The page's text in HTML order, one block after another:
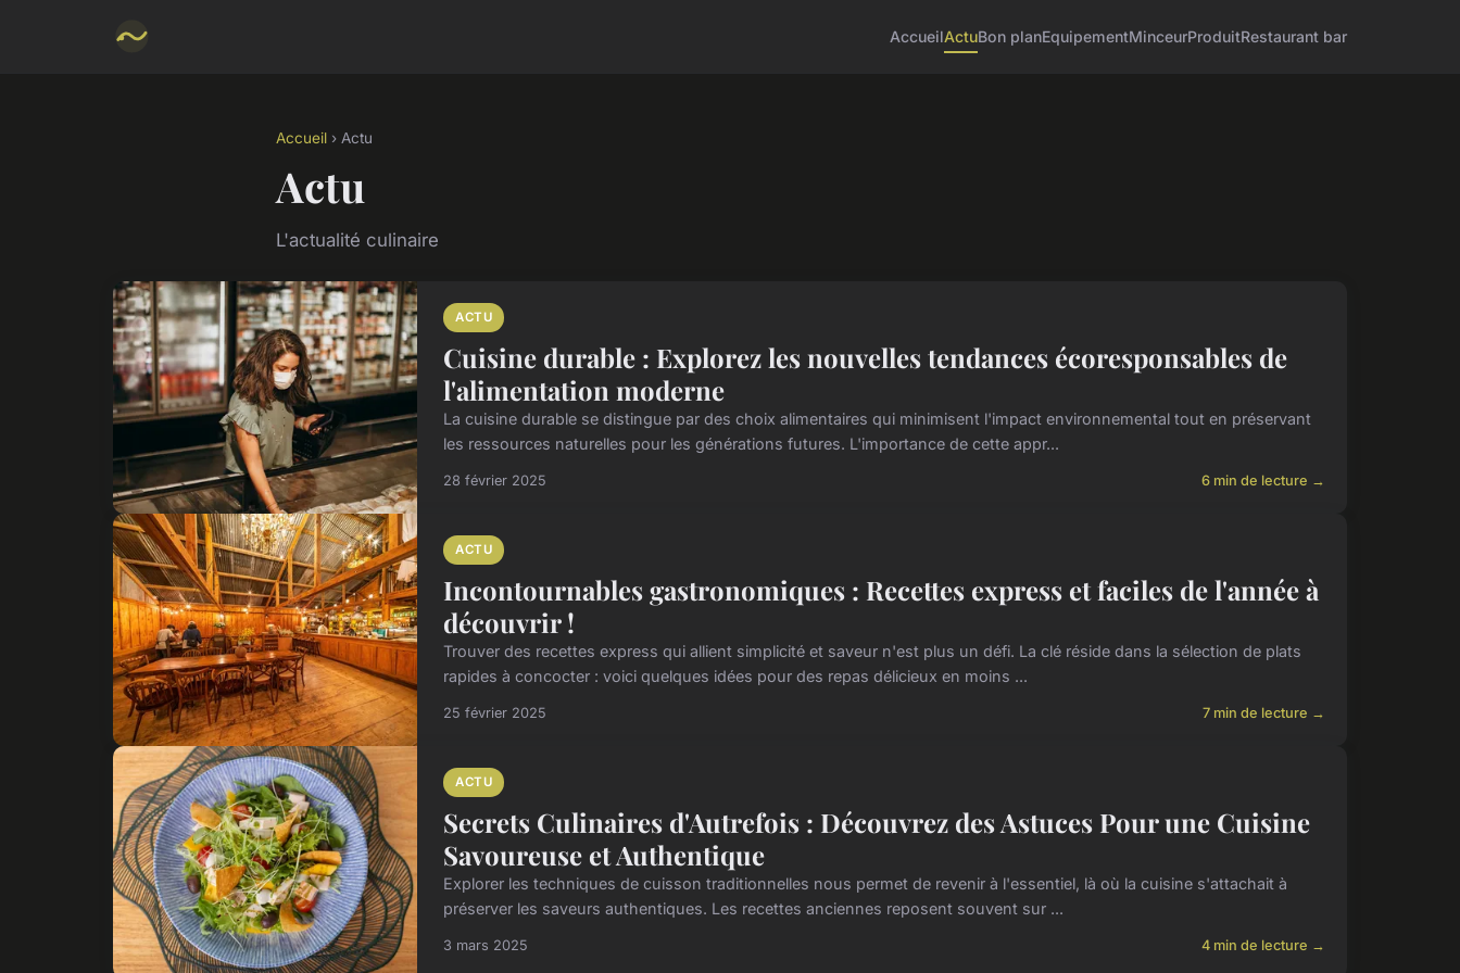
AccueilActuBon planEquipementMinceurProduitRestaurant bar
Accueil › Actu
Actu
L'actualité culinaire
ACTU
Cuisine durable : Explorez les nouvelles tendances écoresponsables de
l'alimentation moderne
La cuisine durable se distingue par des choix alimentaires qui minimisent l'impact environnemental tout en préservant
les ressources naturelles pour les générations futures. L'importance de cette appr...
28 février 2025 6 min de lecture →
ACTU
Incontournables gastronomiques : Recettes express et faciles de l'année à
découvrir !
Trouver des recettes express qui allient simplicité et saveur n'est plus un défi. La clé réside dans la sélection de plats
rapides à concocter : voici quelques idées pour des repas délicieux en moins ...
25 février 2025 7 min de lecture →
ACTU
Secrets Culinaires d'Autrefois : Découvrez des Astuces Pour une Cuisine
Savoureuse et Authentique
Explorer les techniques de cuisson traditionnelles nous permet de revenir à l'essentiel, là où la cuisine s'attachait à
préserver les saveurs authentiques. Les recettes anciennes reposent souvent sur ...
3 mars 2025 4 min de lecture →